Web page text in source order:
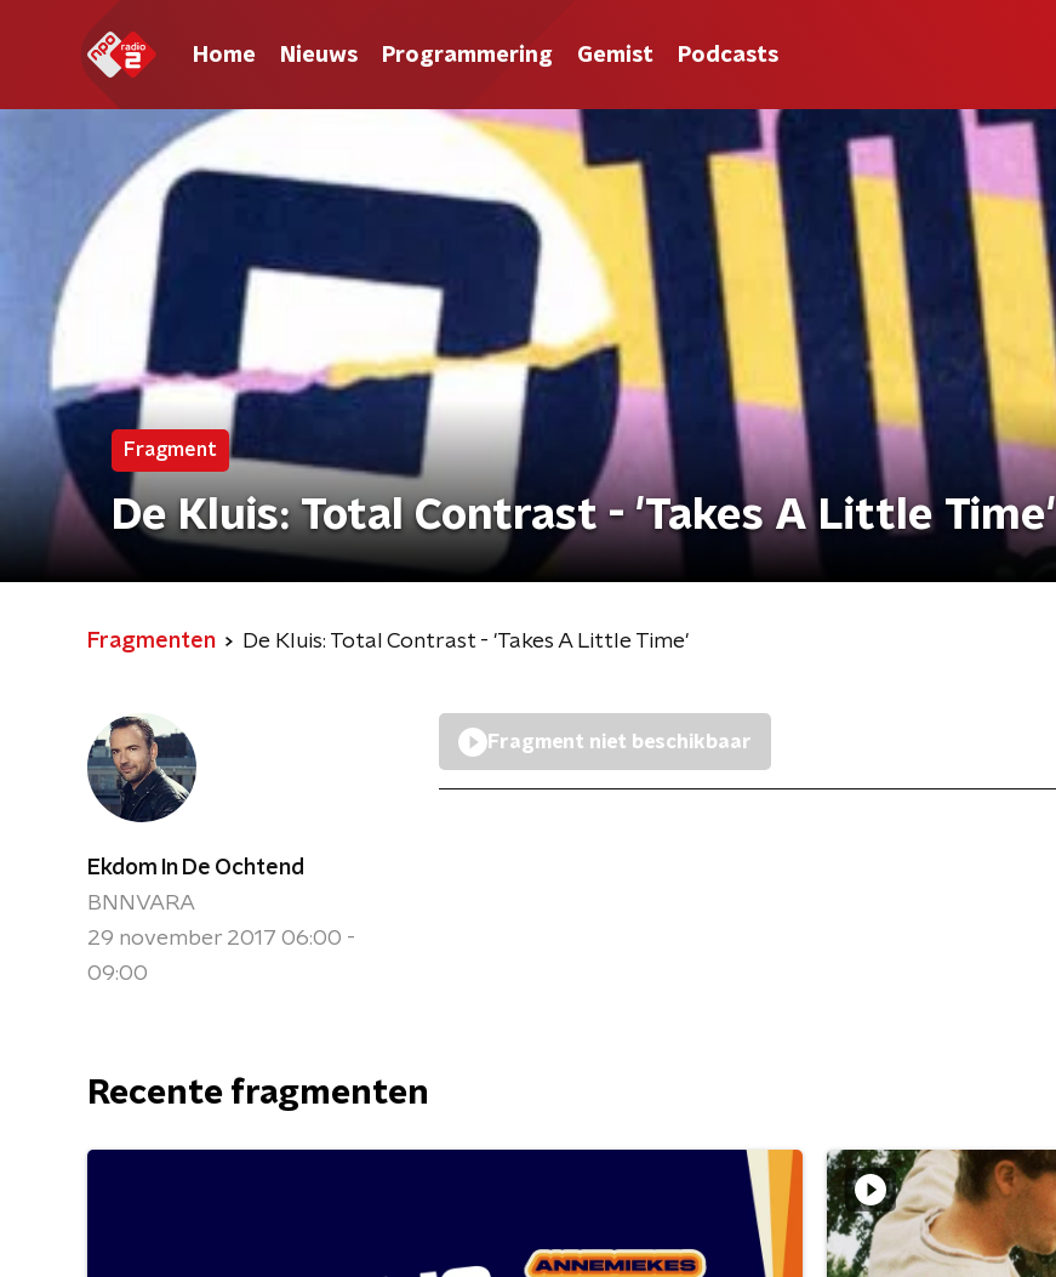
Home Nieuws Programmering Gemist Podcasts
Fragment
De Kluis: Total Contrast - 'Takes A Little Time'
Fragmenten De Kluis: Total Contrast - 'Takes A Little Time'
Ekdom In De Ochtend
BNNVARA
29 november 2017 06:00 -
09:00
Fragment niet beschikbaar
Recente fragmenten